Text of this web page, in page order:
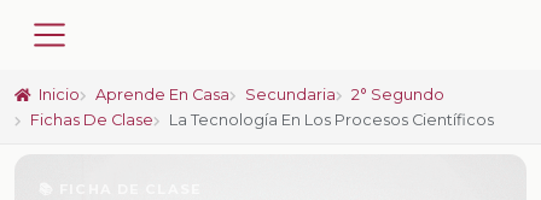
Inicio Aprende En Casa Secundaria
2° Segundo
Fichas De Clase
La Tecnología En Los Procesos Científicos